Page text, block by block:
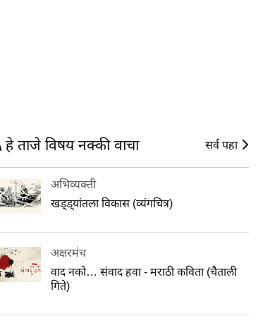
हे ताजे विषय नक्की वाचा सर्व पहा
अभिव्यक्ती
खड्ड्यांतला विकास (व्यंगचित्र)
अक्षरमंच
वाद नको… संवाद हवा - मराठी कविता (चैताली
गिते)